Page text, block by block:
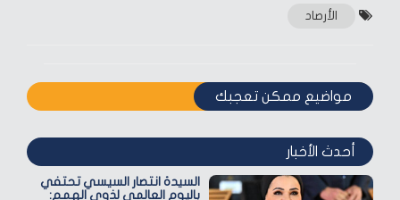
الأرصاد
مواضيع ممكن تعجبك
أحدث الأخبار
السيدة انتصار السيسي تحتفي
باليوم العالمي لذوي الهمم: